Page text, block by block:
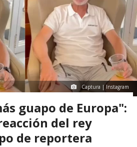
Captura | Instagram
guapo de Europa":
del rey
de reportera